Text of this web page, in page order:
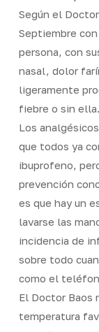
Según el
Septiembre
persona, con
nasal, dolor
ligeramente
fiebre o sin ella.
Los
que todos ya
ibuprofeno,
prevención
es que hay un
lavarse las
incidencia de
sobre todo
como el
El Doctor Baos
temperatura